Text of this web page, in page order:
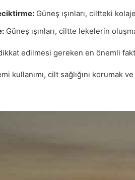
Güneş ışınları, ciltteki
Güneş ışınları, ciltte lekelerin
edilmesi gereken en önemli
kullanımı, cilt sağlığını